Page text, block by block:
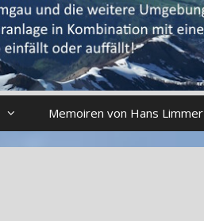
Memoiren von Hans Limmer